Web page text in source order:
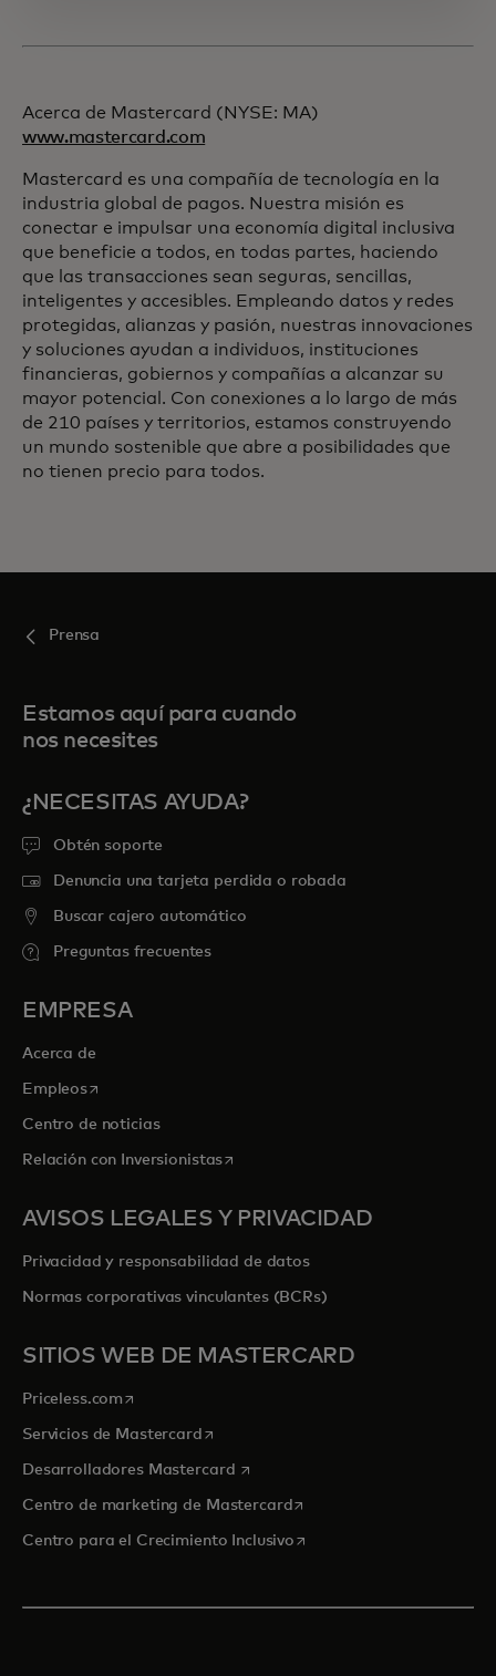
Acerca de Mastercard (NYSE: MA)
www.mastercard.com
Mastercard es una compañía de tecnología en la
industria global de pagos. Nuestra misión es
conectar e impulsar una economía digital inclusiva
que beneficie a todos, en todas partes, haciendo
que las transacciones sean seguras, sencillas,
inteligentes y accesibles. Empleando datos y redes
protegidas, alianzas y pasión, nuestras innovaciones
y soluciones ayudan a individuos, instituciones
financieras, gobiernos y compañías a alcanzar su
mayor potencial. Con conexiones a lo largo de más
de 210 países y territorios, estamos construyendo
un mundo sostenible que abre a posibilidades que
no tienen precio para todos.
Prensa
Estamos aquí para cuando
nos necesites
¿NECESITAS AYUDA?
Obtén soporte
Denuncia una tarjeta perdida o robada
Buscar cajero automático
Preguntas frecuentes
EMPRESA
Acerca de
Empleosse abre en una pestaña nueva
Centro de noticias
Relación con Inversionistasse abre en una pestaña nueva
AVISOS LEGALES Y PRIVACIDAD
Privacidad y responsabilidad de datos
Normas corporativas vinculantes (BCRs)
SITIOS WEB DE MASTERCARD
Priceless.com se abre en una pestaña nueva
Servicios de Mastercardse abre en una pestaña nueva
Desarrolladores Mastercard se abre en una pestaña nueva
Centro de marketing de Mastercardse abre en una pestaña
Centro para el Crecimiento Inclusivose abre en una pestaña